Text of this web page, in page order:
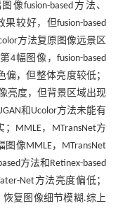
像fusion-based方法、
果较好，但fusion-based
方法复原图像远景区
4幅图像，fusion-based
偏，但整体亮度较低；
亮度，但背景区域出现
和Ucolor方法未能有
MMLE，MTransNet方
像MMLE，MTransNet
方法和Retinex-based
Net方法亮度偏低；
恢复图像细节模糊.综上